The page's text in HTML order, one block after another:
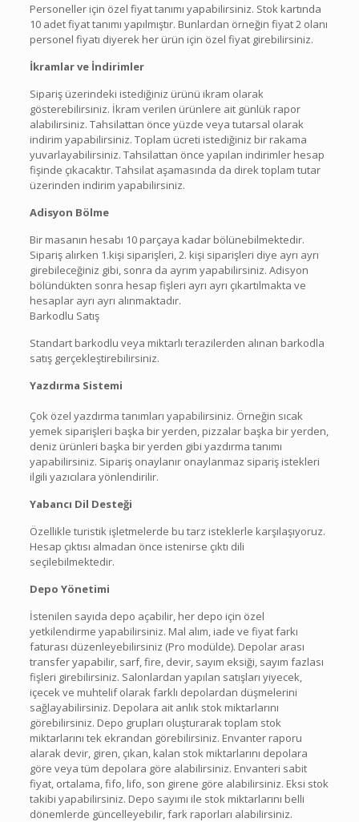
Personeller için özel fiyat tanımı yapabilirsiniz. Stok kartında
10 adet fiyat tanımı yapılmıştır. Bunlardan örneğin fiyat 2 olanı
personel fiyatı diyerek her ürün için özel fiyat girebilirsiniz.
İkramlar ve İndirimler
Sipariş üzerindeki istediğiniz ürünü ikram olarak
gösterebilirsiniz. İkram verilen ürünlere ait günlük rapor
alabilirsiniz. Tahsilattan önce yüzde veya tutarsal olarak
indirim yapabilirsiniz. Toplam ücreti istediğiniz bir rakama
yuvarlayabilirsiniz. Tahsilattan önce yapılan indirimler hesap
fişinde çıkacaktır. Tahsilat aşamasında da direk toplam tutar
üzerinden indirim yapabilirsiniz.
Adisyon Bölme
Bir masanın hesabı 10 parçaya kadar bölünebilmektedir.
Sipariş alırken 1.kişi siparişleri, 2. kişi siparişleri diye ayrı ayrı
girebileceğiniz gibi, sonra da ayrım yapabilirsiniz. Adisyon
bölündükten sonra hesap fişleri ayrı ayrı çıkartılmakta ve
hesaplar ayrı ayrı alınmaktadır.
Barkodlu Satış
Standart barkodlu veya miktarlı terazilerden alınan barkodla
satış gerçekleştirebilirsiniz.
Yazdırma Sistemi
Çok özel yazdırma tanımları yapabilirsiniz. Örneğin sıcak
yemek siparişleri başka bir yerden, pizzalar başka bir yerden,
deniz ürünleri başka bir yerden gibi yazdırma tanımı
yapabilirsiniz. Sipariş onaylanır onaylanmaz sipariş istekleri
ilgili yazıcılara yönlendirilir.
Yabancı Dil Desteği
Özellikle turistik işletmelerde bu tarz isteklerle karşılaşıyoruz.
Hesap çıktısı almadan önce istenirse çıktı dili
seçilebilmektedir.
Depo Yönetimi
İstenilen sayıda depo açabilir, her depo için özel
yetkilendirme yapabilirsiniz. Mal alım, iade ve fiyat farkı
faturası düzenleyebilirsiniz (Pro modülde). Depolar arası
transfer yapabilir, sarf, fire, devir, sayım eksiği, sayım fazlası
fişleri girebilirsiniz. Salonlardan yapılan satışları yiyecek,
içecek ve muhtelif olarak farklı depolardan düşmelerini
sağlayabilirsiniz. Depolara ait anlık stok miktarlarını
görebilirsiniz. Depo grupları oluşturarak toplam stok
miktarlarını tek ekrandan görebilirsiniz. Envanter raporu
alarak devir, giren, çıkan, kalan stok miktarlarını depolara
göre veya tüm depolara göre alabilirsiniz. Envanteri sabit
fiyat, ortalama, fifo, lifo, son girene göre alabilirsiniz. Eksi stok
takibi yapabilirsiniz. Depo sayımı ile stok miktarlarını belli
dönemlerde güncelleyebilir, fark raporları alabilirsiniz.